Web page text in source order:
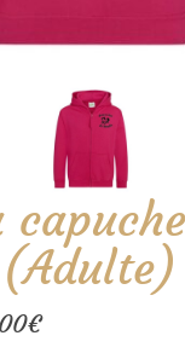
€Plage